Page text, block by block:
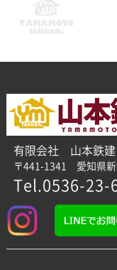
有限会社 山本鉄建
〒441-1341 愛知県新
Tel.0536-23-